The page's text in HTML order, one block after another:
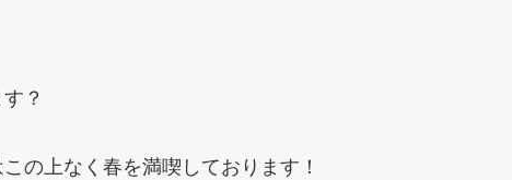
？
の上なく春を満喫しております！